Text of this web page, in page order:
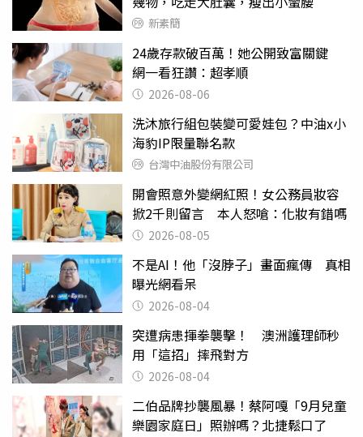
新素簡
24歲存款破百萬！她公開致富關鍵
網一看狂讚：超孝順
2026-08-06
洗沐旅行組包裝變可愛娃包？中油x小
海豹IP限量聯名款
台灣中油股份有限公司
開會照意外變網紅照！女公務員妝容
掀2千則留言 本人怒嗆：化妝有錯嗎
2026-08-05
不是AI！他「沒脖子」畫面瘋傳 真相
曝光網看呆
2026-08-04
突遭病患揮拳襲擊！ 澳洲護理師秒
用「這招」摔飛對方
2026-08-04
二伯品牌抄襲風暴！蔡阿嘎「9月兒童
樂園家庭日」照辦嗎？北捷鬆口了